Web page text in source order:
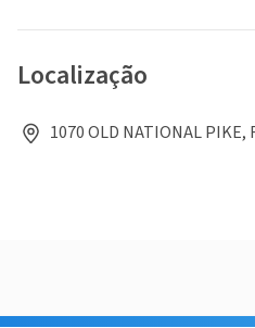
Localização
1070 OLD NATIONAL